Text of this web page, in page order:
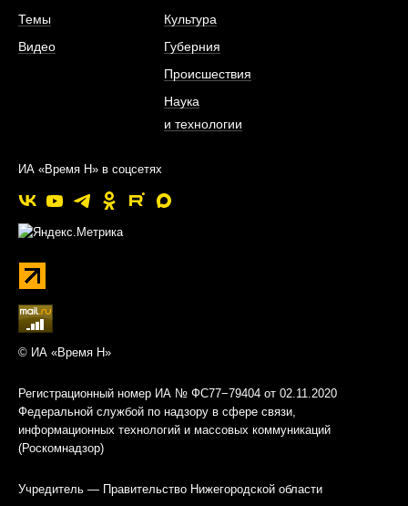
Темы
Видео
Культура
Губерния
Происшествия
Наука
и технологии
ИА «Время Н» в соцсетях
© ИА «Время Н»
Регистрационный номер ИА № ФС77−79404 от 02.11.2020
Федеральной службой по надзору в сфере связи,
информационных технологий и массовых коммуникаций
(Роскомнадзор)
Учредитель — Правительство Нижегородской области